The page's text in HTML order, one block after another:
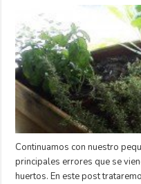
Continuamos con nuestro
principales errores que se
huertos. En este post